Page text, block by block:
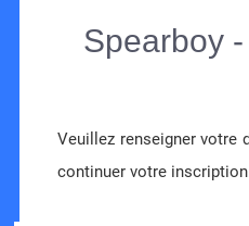
Spearboy
Veuillez renseigner votre
continuer votre